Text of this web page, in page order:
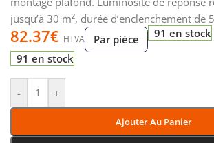
jusqu’à 30 m², durée d’enclenchement de
82.37€ HTVA Par pièce
91 en stock
91 en stock
- +
Ajouter Au Panier